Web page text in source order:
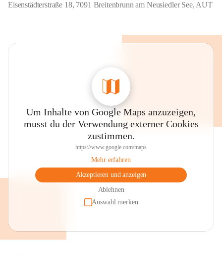
Eisenstädterstraße 18, 7091 Breitenbrunn am Neusiedler See, AUT
Um Inhalte von Google Maps anzuzeigen,
musst du der Verwendung externer Cookies
zustimmen.
https://www.google.com/maps
Mehr erfahren
Akzeptieren und anzeigen
Ablehnen
Auswahl merken